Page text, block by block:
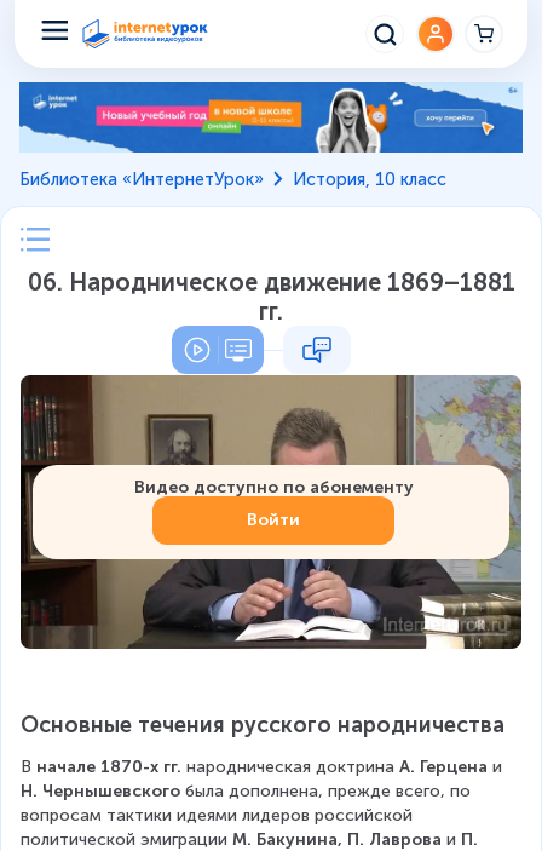
Библиотека «ИнтернетУрок» История, 10 класс
06. Народническое движение 1869–1881
гг.
Видео доступно по абонементу
Войти
Основные течения русского народничества
В начале 1870-х гг. народническая доктрина А. Герцена и
Н. Чернышевского была дополнена, прежде всего, по
вопросам тактики идеями лидеров российской
политической эмиграции М. Бакунина, П. Лаврова и П.